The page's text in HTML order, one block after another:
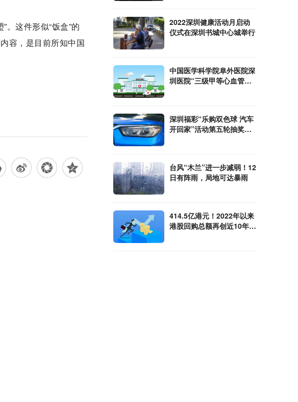
。这件形似“饭盒”的
容，是目前所知中国
2022深圳健康活动月启动
仪式在深圳书城中心城举行
中国医学科学院阜外医院深
圳医院“三级甲等心血管专
深圳福彩“乐购双色球 汽车
开回家”活动第五轮抽奖在
台风“木兰”进一步减弱！12
日有阵雨，局地可达暴雨
414.5亿港元！2022年以来
港股回购总额再创近10年新